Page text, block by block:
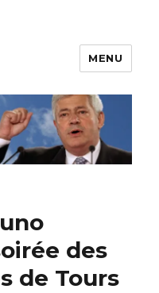
MENU
des
de Tours